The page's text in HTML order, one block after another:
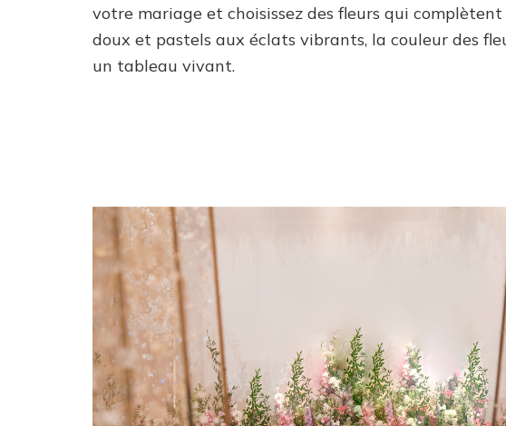
votre mariage et choisissez des fleurs qui complètent
doux et pastels aux éclats vibrants, la couleur des
un tableau vivant.